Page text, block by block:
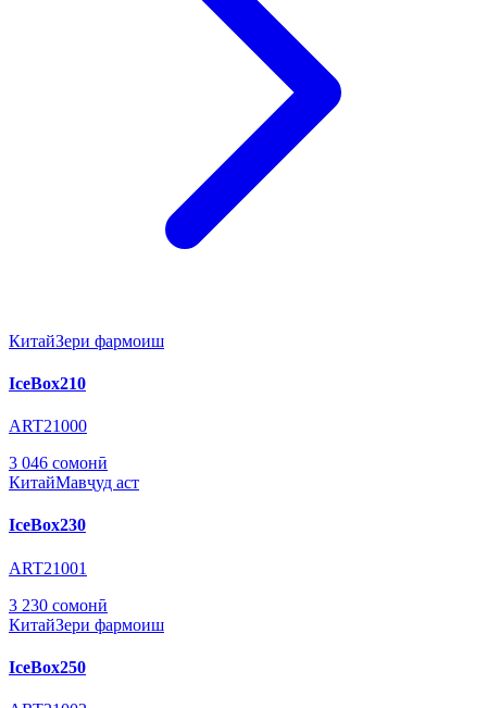
КитайЗери фармоиш
IceBox210
ART21000
3 046 сомонӣ
КитайМавҷуд аст
IceBox230
ART21001
3 230 сомонӣ
КитайЗери фармоиш
IceBox250